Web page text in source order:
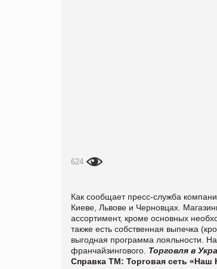
624
Как сообщает пресс-служба ко
Киеве, Львове и Черновцах.
ассортимент, кроме основных
также есть собственная выпечка
выгодная программа лояльности.
франчайзингового Торговля в
Справка ТМ: Торговая сеть «Наш